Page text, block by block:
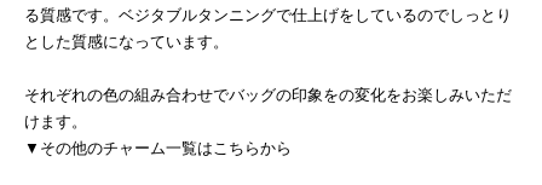
る質感です。ベジタブルタンニングで仕上げをしているのでしっとり
とした質感になっています。
それぞれの色の組み合わせでバッグの印象をの変化をお楽しみいただ
けます。
▼その他のチャーム一覧はこちらから